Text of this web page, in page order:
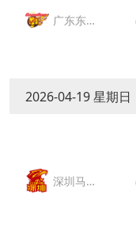
广东东
2026-04-19 星期日
深圳马